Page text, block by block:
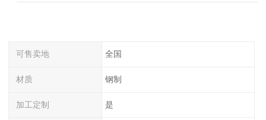
可售卖地 全国
材质 钢制
加工定制 是